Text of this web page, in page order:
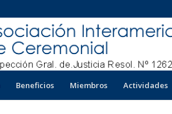
Beneficios Miembros Actividades